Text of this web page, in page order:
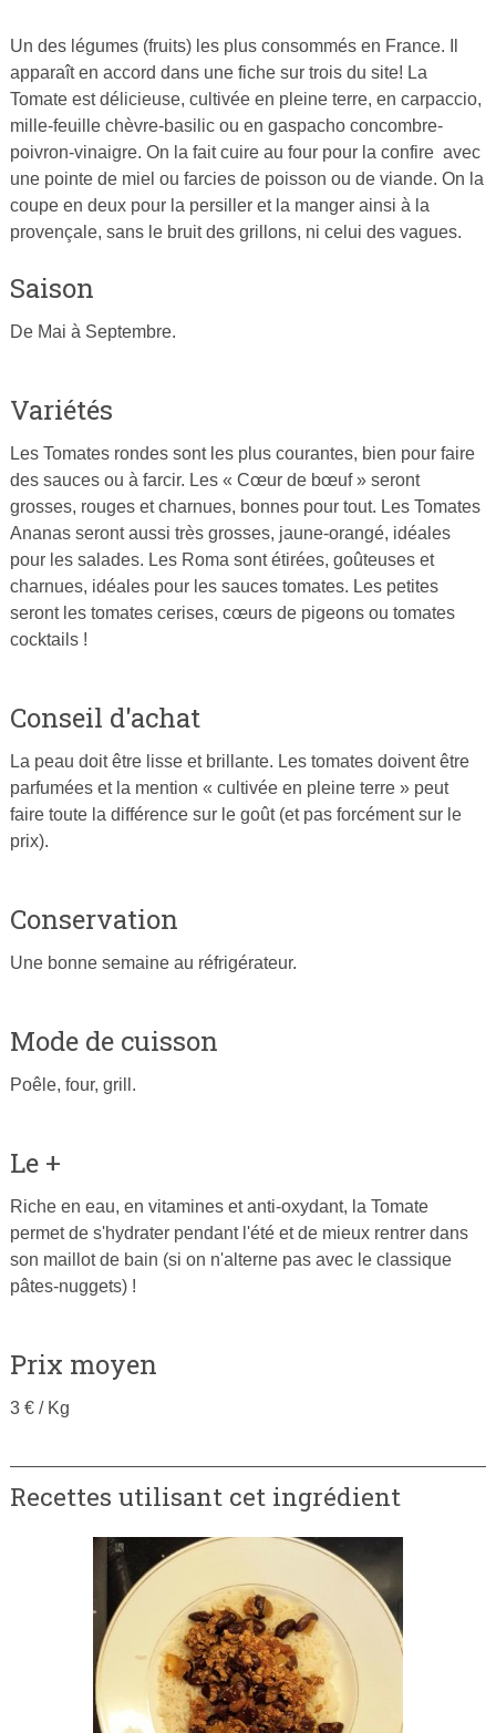
Publié
le
27
février
2015
par
Cuisine
Ta
Un des légumes (fruits) les plus consommés en France. Il
apparaît en accord dans une fiche sur trois du site! La
Tomate est délicieuse, cultivée en pleine terre, en carpaccio,
mille-feuille chèvre-basilic ou en gaspacho concombre-
poivron-vinaigre. On la fait cuire au four pour la confire avec
une pointe de miel ou farcies de poisson ou de viande. On la
coupe en deux pour la persiller et la manger ainsi à la
provençale, sans le bruit des grillons, ni celui des vagues.
Saison
De Mai à Septembre.
Variétés
Les Tomates rondes sont les plus courantes, bien pour faire
des sauces ou à farcir. Les « Cœur de bœuf » seront
grosses, rouges et charnues, bonnes pour tout. Les Tomates
Ananas seront aussi très grosses, jaune-orangé, idéales
pour les salades. Les Roma sont étirées, goûteuses et
charnues, idéales pour les sauces tomates. Les petites
seront les tomates cerises, cœurs de pigeons ou tomates
cocktails !
Conseil d'achat
La peau doit être lisse et brillante. Les tomates doivent être
parfumées et la mention « cultivée en pleine terre » peut
faire toute la différence sur le goût (et pas forcément sur le
prix).
Conservation
Une bonne semaine au réfrigérateur.
Mode de cuisson
Poêle, four, grill.
Le +
Riche en eau, en vitamines et anti-oxydant, la Tomate
permet de s'hydrater pendant l'été et de mieux rentrer dans
son maillot de bain (si on n'alterne pas avec le classique
pâtes-nuggets) !
Prix moyen
3 € / Kg
Recettes utilisant cet ingrédient